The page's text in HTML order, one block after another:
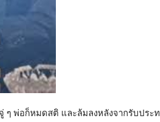
ๆ พ่อก็หมดสติ และล้มลงหลังจากรับประ